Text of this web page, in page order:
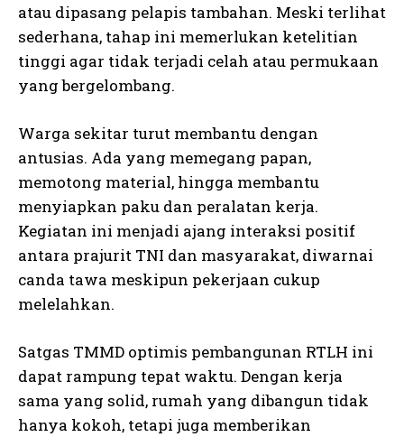
atau dipasang pelapis tambahan. Meski terlihat
sederhana, tahap ini memerlukan ketelitian
tinggi agar tidak terjadi celah atau permukaan
yang bergelombang.
Warga sekitar turut membantu dengan
antusias. Ada yang memegang papan,
memotong material, hingga membantu
menyiapkan paku dan peralatan kerja.
Kegiatan ini menjadi ajang interaksi positif
antara prajurit TNI dan masyarakat, diwarnai
canda tawa meskipun pekerjaan cukup
melelahkan.
Satgas TMMD optimis pembangunan RTLH ini
dapat rampung tepat waktu. Dengan kerja
sama yang solid, rumah yang dibangun tidak
hanya kokoh, tetapi juga memberikan